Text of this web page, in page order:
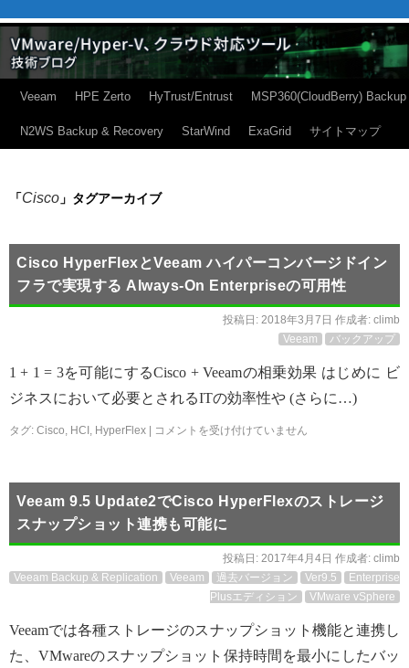
Veeam HPE Zerto HyTrust/Entrust MSP360(CloudBerry) Backup
N2WS Backup & Recovery StarWind ExaGrid サイトマップ
「Cisco 」タグアーカイブ
Cisco HyperFlexとVeeam ハイパーコンバージドイン
フラで実現する Always-On Enterpriseの可用性
投稿日: 2018年3月7日 作成者: climb
Veeam
バックアップ
1 + 1 = 3を可能にするCisco + Veeamの相乗効果 はじめに ビ
ジネスにおいて必要とされるITの効率性や (さらに…)
タグ: Cisco, HCI , HyperFlex コメントを受け付けていません
Veeam 9.5 Update2でCisco HyperFlexのストレージ
スナップショット連携も可能に
投稿日: 2017年4月4日 作成者: climb
Veeam Backup & Replication
Veeam 過去バージョン Ver9.5
Enterprise
Plusエディション
VMware vSphere
Veeamでは各種ストレージのスナップショット機能と連携し
た、VMwareのスナップショット保持時間を最小にしたバッ